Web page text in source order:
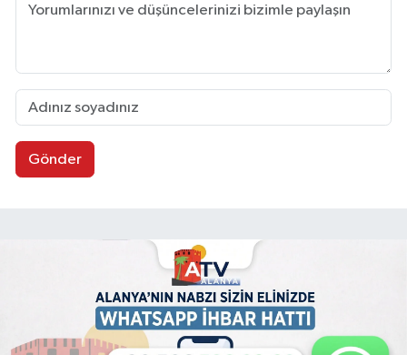
Gönder